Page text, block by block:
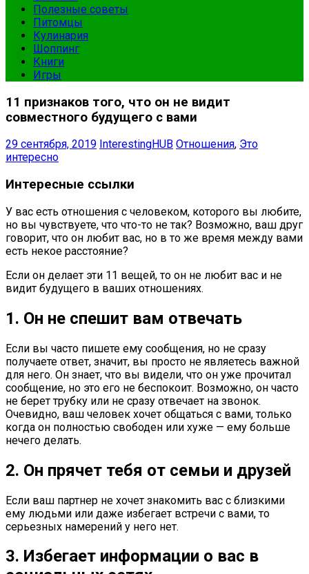
Полезные советы
Питомцы
Кулинария
Шоппинг
Книги
Игры
11 признаков того, что он не видит
совместного будущего с вами
29 сентября, 2019 InterestingHUB Отношения, Это
интересно
Интересные ссылки
У вас есть отношения с человеком, которого вы любите,
но вы чувствуете, что что-то не так? Возможно, ваш друг
говорит, что он любит вас, но в то же время между вами
есть некое расстояние?
Если он делает эти 11 вещей, то он не любит вас и не
видит будущего в ваших отношениях.
1. Он не спешит вам отвечать
Если вы часто пишете ему сообщения, но не сразу
получаете ответ, значит, вы просто не являетесь важной
для него. Он знает, что вы видели, что он уже прочитал
сообщение, но это его не беспокоит. Возможно, он часто
не берет трубку или не сразу отвечает на звонок.
Очевидно, ваш человек хочет общаться с вами, только
когда он полностью свободен или хуже — ему больше
нечего делать.
2. Он прячет тебя от семьи и друзей
Если ваш партнер не хочет знакомить вас с близкими
ему людьми или даже избегает встречи с вами, то
серьезных намерений у него нет.
3. Избегает информации о вас в